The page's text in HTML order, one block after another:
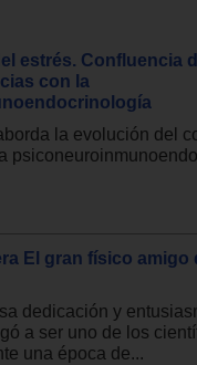
estrés. Confluencia
con la
la evolución del
El gran físico amigo
dedicación y
a ser uno de los
una época de...